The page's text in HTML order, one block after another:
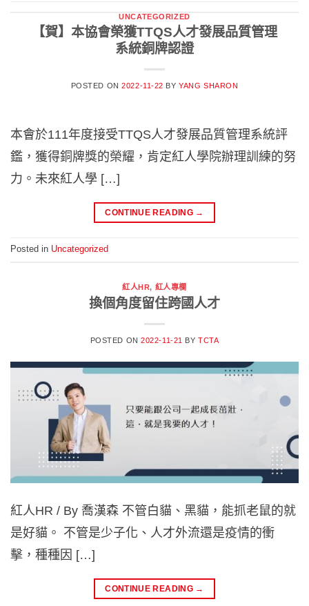
UNCATEGORIZED
【賀】本協會榮獲TTQS人才發展品質管理
系統銅牌認證
POSTED ON2022-11-22 BYYANG SHARON
本會於111年度接受TTQS人才發展品質管理系統評
鑑，獲得銅牌獎的榮耀，肯定紅人學院辦理訓練的努
力。未來紅人學 […]
CONTINUE READING →
Posted in Uncategorized
紅人HR, 紅人專欄
換個角度留住跨國人才
POSTED ON2022-11-21 BYTCTA
紅人HR / By 喬漢森 不管白貓、黑貓，能抓老鼠的就
是好貓。 不管是少子化、人才外流還是疫情的衝
擊，種種因 […]
CONTINUE READING →